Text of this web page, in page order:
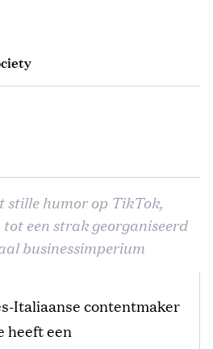
stille humor op TikTok,
een strak georganiseerd
businessimperium
Italiaanse contentmaker
heeft een